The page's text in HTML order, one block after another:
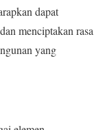
dapat
menciptakan rasa
yang